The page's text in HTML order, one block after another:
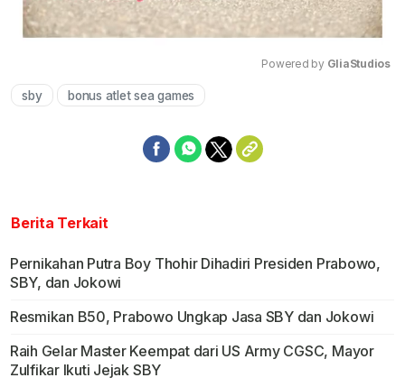
Powered by GliaStudios
sby bonus atlet sea games
Berita Terkait
Pernikahan Putra Boy Thohir Dihadiri Presiden Prabowo,
SBY, dan Jokowi
Resmikan B50, Prabowo Ungkap Jasa SBY dan Jokowi
Raih Gelar Master Keempat dari US Army CGSC, Mayor
Zulfikar Ikuti Jejak SBY